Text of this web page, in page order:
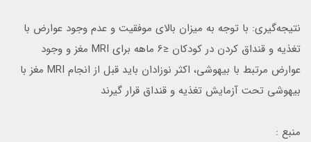
نتیجه‌گیری: با توجه به میزان بالای موفقیت و عدم وجود عوارض با
تغذیه و قنداق کردن در کودکان ≤6 ماهه برای MRI مغز و وجود
عوارض مرتبط با بیهوشی، اکثر نوزادان باید قبل از انجام MRI مغز با
بیهوشی تحت آزمایش تغذیه و قنداق قرار گیرند
منبع :